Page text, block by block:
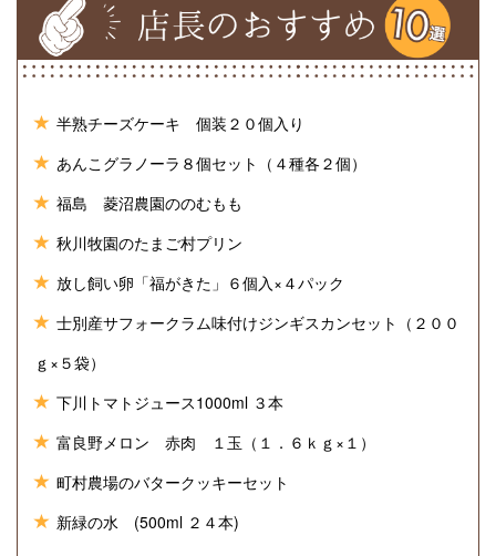
半熟チーズケーキ 個装２０個入り
あんこグラノーラ８個セット（４種各２個）
福島 菱沼農園ののむもも
秋川牧園のたまご村プリン
放し飼い卵「福がきた」６個入×４パック
士別産サフォークラム味付けジンギスカンセット（２００
ｇ×５袋）
下川トマトジュース1000ml ３本
富良野メロン 赤肉 １玉（１．６ｋｇ×１）
町村農場のバタークッキーセット
新緑の水 (500ml ２４本)